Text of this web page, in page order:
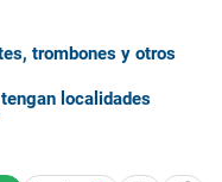
trombones y otros
localidades